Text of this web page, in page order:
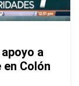
a
Colón